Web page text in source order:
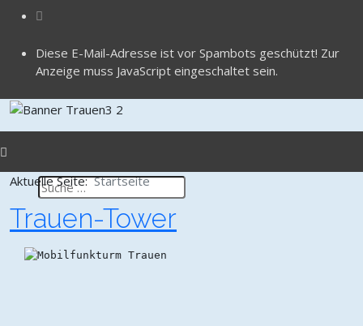
Diese E-Mail-Adresse ist vor Spambots geschützt! Zur
Anzeige muss JavaScript eingeschaltet sein.
Aktuelle Seite:Startseite
Trauen-Tower